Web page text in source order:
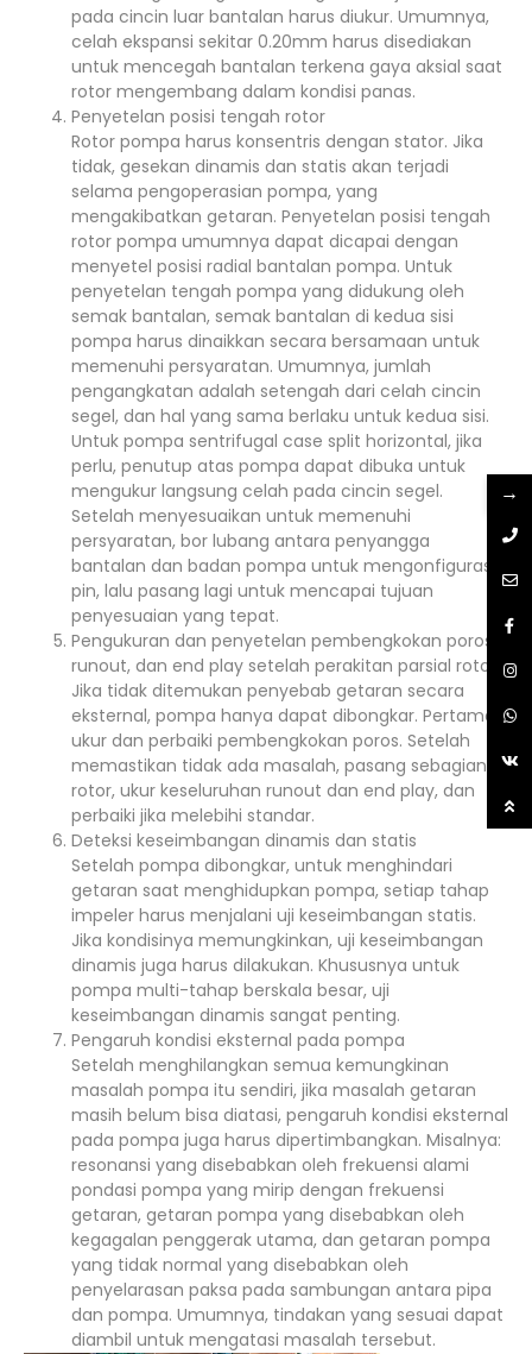
pada cincin luar bantalan harus diukur. Umumnya,
celah ekspansi sekitar 0.20mm harus disediakan
untuk mencegah bantalan terkena gaya aksial saat
rotor mengembang dalam kondisi panas.
Penyetelan posisi tengah rotor
Rotor pompa harus konsentris dengan stator. Jika
tidak, gesekan dinamis dan statis akan terjadi
selama pengoperasian pompa, yang
mengakibatkan getaran. Penyetelan posisi tengah
rotor pompa umumnya dapat dicapai dengan
menyetel posisi radial bantalan pompa. Untuk
penyetelan tengah pompa yang didukung oleh
semak bantalan, semak bantalan di kedua sisi
pompa harus dinaikkan secara bersamaan untuk
memenuhi persyaratan. Umumnya, jumlah
pengangkatan adalah setengah dari celah cincin
segel, dan hal yang sama berlaku untuk kedua sisi.
Untuk pompa sentrifugal case split horizontal, jika
perlu, penutup atas pompa dapat dibuka untuk
mengukur langsung celah pada cincin segel.
Setelah menyesuaikan untuk memenuhi
persyaratan, bor lubang antara penyangga
bantalan dan badan pompa untuk mengonfigurasi
pin, lalu pasang lagi untuk mencapai tujuan
penyesuaian yang tepat.
Pengukuran dan penyetelan pembengkokan poros,
runout, dan end play setelah perakitan parsial rotor
Jika tidak ditemukan penyebab getaran secara
eksternal, pompa hanya dapat dibongkar. Pertama,
ukur dan perbaiki pembengkokan poros. Setelah
memastikan tidak ada masalah, pasang sebagian
rotor, ukur keseluruhan runout dan end play, dan
perbaiki jika melebihi standar.
Deteksi keseimbangan dinamis dan statis
Setelah pompa dibongkar, untuk menghindari
getaran saat menghidupkan pompa, setiap tahap
impeler harus menjalani uji keseimbangan statis.
Jika kondisinya memungkinkan, uji keseimbangan
dinamis juga harus dilakukan. Khususnya untuk
pompa multi-tahap berskala besar, uji
keseimbangan dinamis sangat penting.
Pengaruh kondisi eksternal pada pompa
Setelah menghilangkan semua kemungkinan
masalah pompa itu sendiri, jika masalah getaran
masih belum bisa diatasi, pengaruh kondisi eksternal
pada pompa juga harus dipertimbangkan. Misalnya:
resonansi yang disebabkan oleh frekuensi alami
pondasi pompa yang mirip dengan frekuensi
getaran, getaran pompa yang disebabkan oleh
kegagalan penggerak utama, dan getaran pompa
yang tidak normal yang disebabkan oleh
penyelarasan paksa pada sambungan antara pipa
dan pompa. Umumnya, tindakan yang sesuai dapat
diambil untuk mengatasi masalah tersebut.
→